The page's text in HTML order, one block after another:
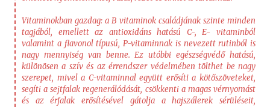
Vitaminokban gazdag: a B vitaminok családjának szinte minden
tagjából, emellett az antioxidáns hatású C-, E- vitaminból
valamint a flavonol típusú, P-vitaminnak is nevezett rutinból is
nagy mennyiség van benne. Ez utóbbi egészségvédő hatású,
különösen a szív és az érrendszer védelmében tölthet be nagy
szerepet, mivel a C-vitaminnal együtt erősíti a kötőszöveteket,
segíti a sejtfalak regenerálódását, csökkenti a magas vérnyomást
és az érfalak erősítésével gátolja a hajszálerek sérüléseit,